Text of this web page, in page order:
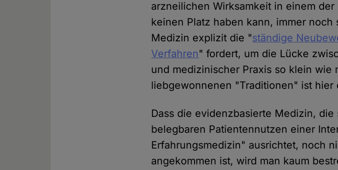
arzneilichen Wirksamkeit in einem
keinen Platz haben kann, immer
Medizin explizit die "ständige
Verfahren" fordert, um die Lücke
und medizinischer Praxis so klein wie
liebgewonnenen "Traditionen" ist hier
Dass die evidenzbasierte Medizin,
belegbaren Patientennutzen einer
Erfahrungsmedizin" ausrichtet, noch
angekommen ist, wird man kaum